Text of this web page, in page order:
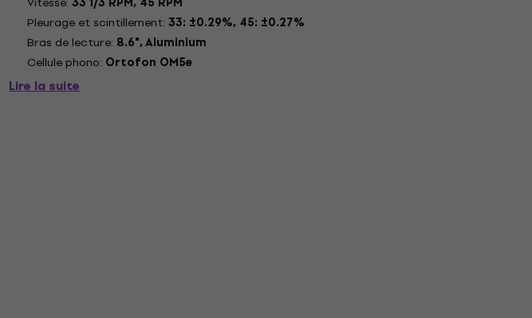
Pleurage et scintillement: 33: ±0.29%, 45: ±0.27%
Bras de lecture: 8.6", Aluminium
Cellule phono: Ortofon OM5e
Lire la suite